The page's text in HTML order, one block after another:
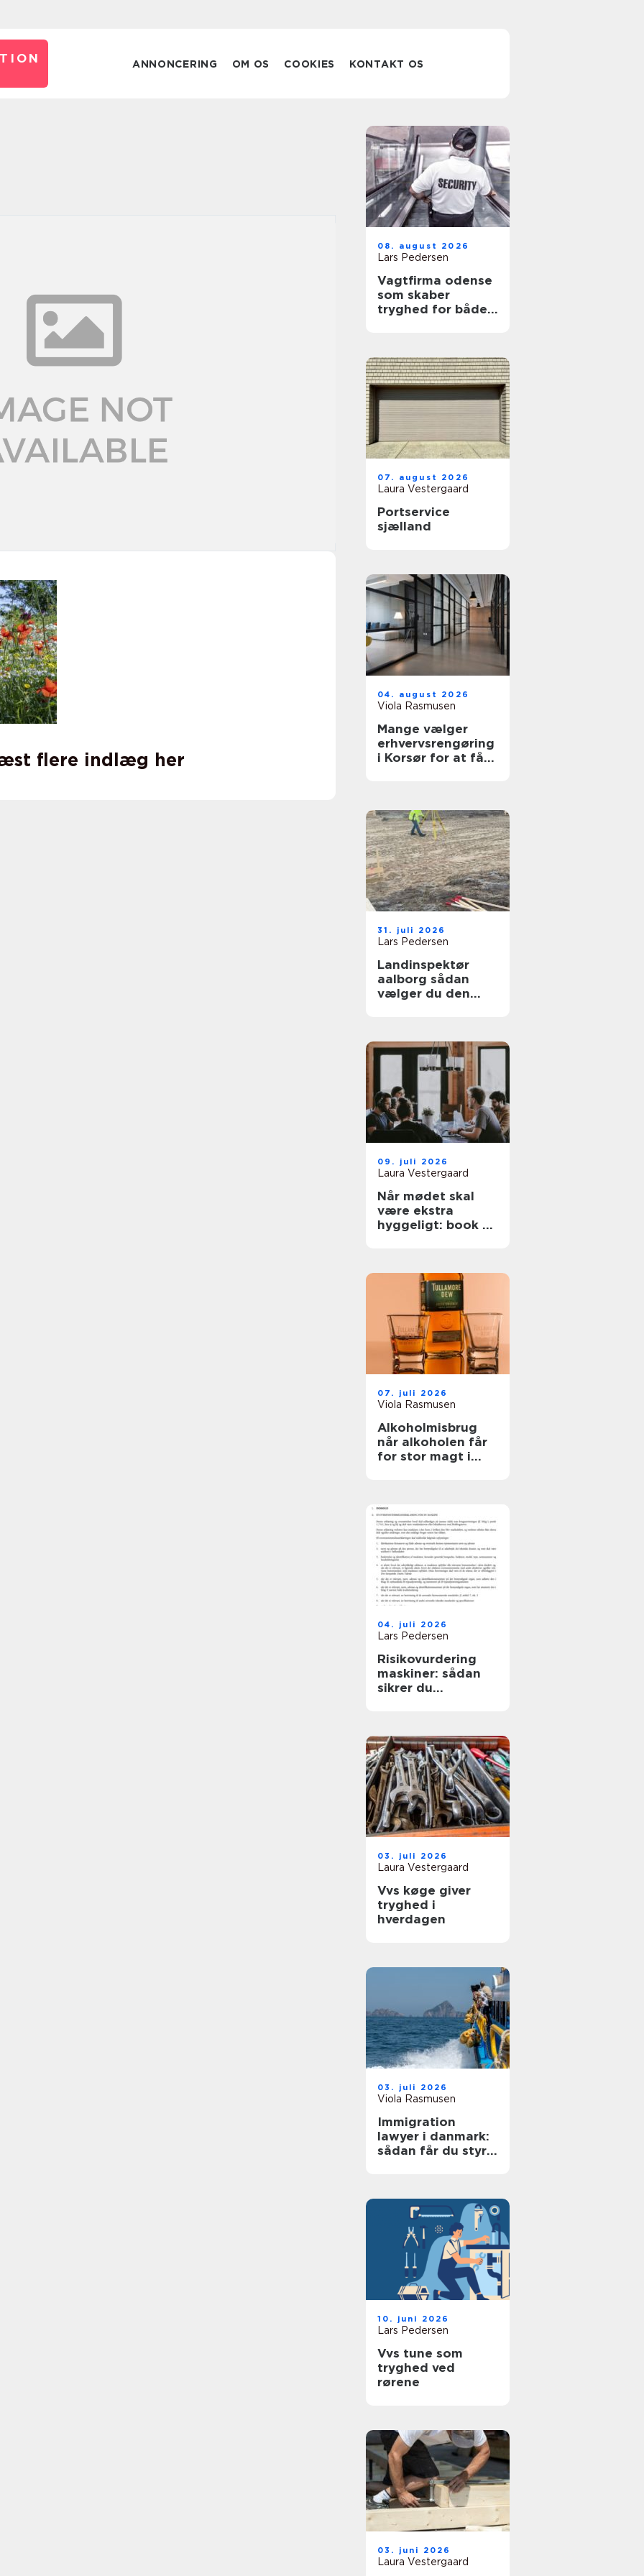
ANNONCERING OM OS COOKIES KONTAKT OS
flere indlæg her
08. august 2026
Lars Pedersen
Vagtfirma odense
som skaber
tryghed for både
07. august 2026
Laura Vestergaard
Portservice
sjælland
04. august 2026
Viola Rasmusen
Mange vælger
erhvervsrengøring
i Korsør for at få
31. juli 2026
Lars Pedersen
Landinspektør
aalborg sådan
vælger du den
09. juli 2026
Laura Vestergaard
Når mødet skal
være ekstra
hyggeligt: book et
07. juli 2026
Viola Rasmusen
Alkoholmisbrug
når alkoholen får
for stor magt i
04. juli 2026
Lars Pedersen
Risikovurdering
maskiner: sådan
sikrer du
03. juli 2026
Laura Vestergaard
Vvs køge giver
tryghed i
hverdagen
03. juli 2026
Viola Rasmusen
Immigration
lawyer i danmark:
sådan får du styr
10. juni 2026
Lars Pedersen
Vvs tune som
tryghed ved
rørene
03. juni 2026
Laura Vestergaard